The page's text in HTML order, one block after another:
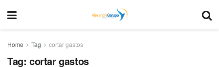
Home Tag cortar gastos
Tag: cortar gastos